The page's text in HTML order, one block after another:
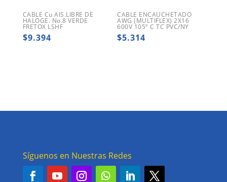
CABLE Cu AIS.LIBRE DE
HALOGE. No.8 VERDE
FRETOX LSHF
$9.394
CABLE ENCAUCHETADO
AWG (MULTIFLEX) 2X16
600V 105º C TC PVC/NY
$5.314
Síguenos en Nuestras Redes